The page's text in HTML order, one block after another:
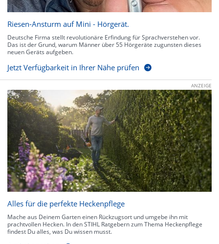
Riesen-Ansturm auf Mini - Hörgerät.
Deutsche Firma stellt revolutionäre Erfindung für Sprachverstehen vor.
Das ist der Grund, warum Männer über 55 Hörgeräte zugunsten dieses
neuen Geräts aufgeben.
Jetzt Verfügbarkeit in Ihrer Nähe prüfen
ANZEIGE
Alles für die perfekte Heckenpflege
Mache aus Deinem Garten einen Rückzugsort und umgebe ihn mit
prachtvollen Hecken. In den STIHL Ratgebern zum Thema Heckenpflege
findest Du alles, was Du wissen musst.